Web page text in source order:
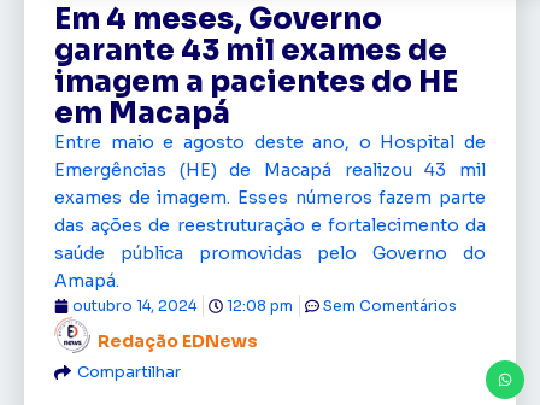
Em 4 meses, Governo
garante 43 mil exames de
imagem a pacientes do HE
em Macapá
Entre maio e agosto deste ano, o Hospital de
Emergências (HE) de Macapá realizou 43 mil
exames de imagem. Esses números fazem parte
das ações de reestruturação e fortalecimento da
saúde pública promovidas pelo Governo do
Amapá.
Redação EDNews
outubro 14, 2024 12:08 pm Sem Comentários
Compartilhar